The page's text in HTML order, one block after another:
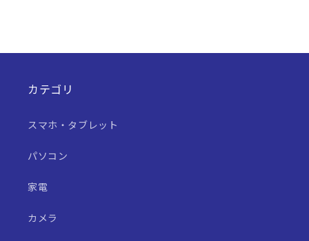
カテゴリ
スマホ・タブレット
パソコン
家電
カメラ